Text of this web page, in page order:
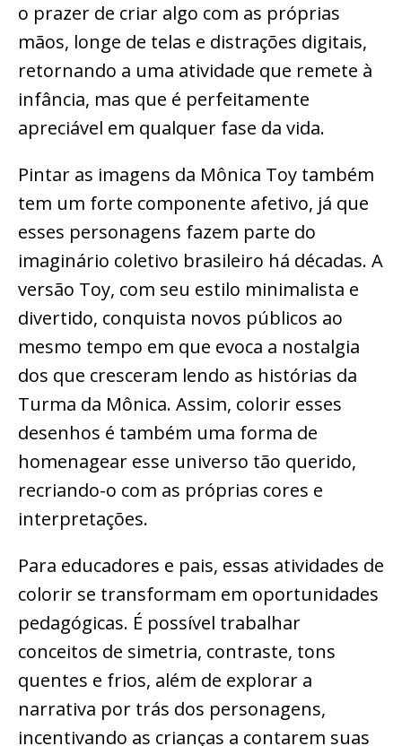
o prazer de criar algo com as próprias
mãos, longe de telas e distrações digitais,
retornando a uma atividade que remete à
infância, mas que é perfeitamente
apreciável em qualquer fase da vida.
Pintar as imagens da Mônica Toy também
tem um forte componente afetivo, já que
esses personagens fazem parte do
imaginário coletivo brasileiro há décadas. A
versão Toy, com seu estilo minimalista e
divertido, conquista novos públicos ao
mesmo tempo em que evoca a nostalgia
dos que cresceram lendo as histórias da
Turma da Mônica. Assim, colorir esses
desenhos é também uma forma de
homenagear esse universo tão querido,
recriando-o com as próprias cores e
interpretações.
Para educadores e pais, essas atividades de
colorir se transformam em oportunidades
pedagógicas. É possível trabalhar
conceitos de simetria, contraste, tons
quentes e frios, além de explorar a
narrativa por trás dos personagens,
incentivando as crianças a contarem suas